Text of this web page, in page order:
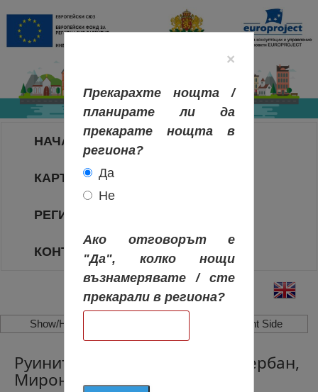
НАЧАЛО
КАРТА НА РЕГИОНИТЕ
РЕГИОНИ
КОНТАКТИ
Show/Hide Left Side Show/Hide Right Side
Руините на Имението Раду Шербан,
Миронещ
×
Прекарахте нощта /
планирате ли да
прекарате нощта в
региона?
Да
Не
Ако отговорът е
"Да", колко нощи
възнамерявате / сте
прекарали в региона?